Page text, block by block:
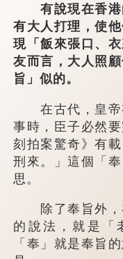
有說現在香港
有大人打理，使
現「飯來張口、
友而言，大人照
旨」似的。
在古代，皇帝
事時，臣子必然
刻拍案驚奇》有
刑來。」這個「
思。
除了奉旨外，
的說法，就是「
「奉」就是奉旨